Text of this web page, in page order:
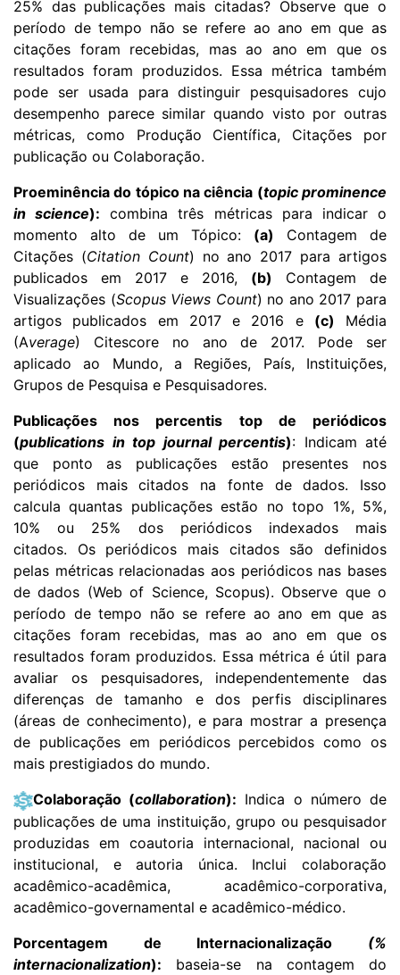
25% das publicações mais citadas? Observe que o
período de tempo não se refere ao ano em que as
citações foram recebidas, mas ao ano em que os
resultados foram produzidos. Essa métrica também
pode ser usada para distinguir pesquisadores cujo
desempenho parece similar quando visto por outras
métricas, como Produção Científica, Citações por
publicação ou Colaboração.
Proeminência do tópico na ciência (topic prominence
in science): combina três métricas para indicar o
momento alto de um Tópico: (a) Contagem de
Citações (Citation Count) no ano 2017 para artigos
publicados em 2017 e 2016, (b) Contagem de
Visualizações (Scopus Views Count) no ano 2017 para
artigos publicados em 2017 e 2016 e (c) Média
(Average) Citescore no ano de 2017. Pode ser
aplicado ao Mundo, a Regiões, País, Instituições,
Grupos de Pesquisa e Pesquisadores.
Publicações nos percentis top de periódicos
(publications in top journal percentis): Indicam até
que ponto as publicações estão presentes nos
periódicos mais citados na fonte de dados. Isso
calcula quantas publicações estão no topo 1%, 5%,
10% ou 25% dos periódicos indexados mais
citados. Os periódicos mais citados são definidos
pelas métricas relacionadas aos periódicos nas bases
de dados (Web of Science, Scopus). Observe que o
período de tempo não se refere ao ano em que as
citações foram recebidas, mas ao ano em que os
resultados foram produzidos. Essa métrica é útil para
avaliar os pesquisadores, independentemente das
diferenças de tamanho e dos perfis disciplinares
(áreas de conhecimento), e para mostrar a presença
de publicações em periódicos percebidos como os
mais prestigiados do mundo.
Colaboração (collaboration): Indica o número de
publicações de uma instituição, grupo ou pesquisador
produzidas em coautoria internacional, nacional ou
institucional, e autoria única. Inclui colaboração
acadêmico-acadêmica, acadêmico-corporativa,
acadêmico-governamental e acadêmico-médico.
Porcentagem de Internacionalização (%
internacionalization): baseia-se na contagem do